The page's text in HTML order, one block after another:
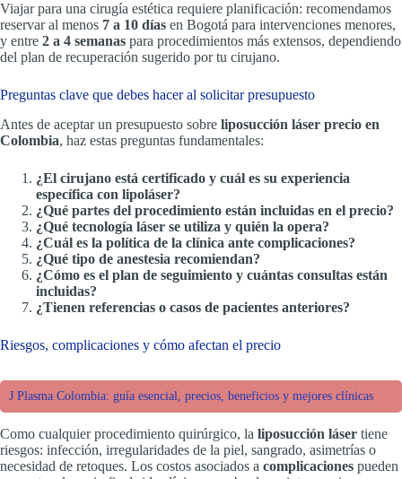
Viajar para una cirugía estética requiere planificación: recomendamos
reservar al menos 7 a 10 días en Bogotá para intervenciones menores,
y entre 2 a 4 semanas para procedimientos más extensos, dependiendo
del plan de recuperación sugerido por tu cirujano.
Preguntas clave que debes hacer al solicitar presupuesto
Antes de aceptar un presupuesto sobre liposucción láser precio en
Colombia, haz estas preguntas fundamentales:
¿El cirujano está certificado y cuál es su experiencia
específica con lipoláser?
¿Qué partes del procedimiento están incluidas en el precio?
¿Qué tecnología láser se utiliza y quién la opera?
¿Cuál es la política de la clínica ante complicaciones?
¿Qué tipo de anestesia recomiendan?
¿Cómo es el plan de seguimiento y cuántas consultas están
incluidas?
¿Tienen referencias o casos de pacientes anteriores?
Riesgos, complicaciones y cómo afectan el precio
J Plasma Colombia: guía esencial, precios, beneficios y mejores clínicas
Como cualquier procedimiento quirúrgico, la liposucción láser tiene
riesgos: infección, irregularidades de la piel, sangrado, asimetrías o
necesidad de retoques. Los costos asociados a complicaciones pueden